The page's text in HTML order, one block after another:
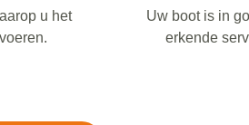
u het
Uw boot is in
erkende